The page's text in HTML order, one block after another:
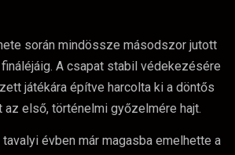
során mindössze másodszor jutott
A csapat stabil védekezésére
játékára építve harcolta ki a döntős
első, történelmi győzelmére hajt.
évben már magasba emelhette a